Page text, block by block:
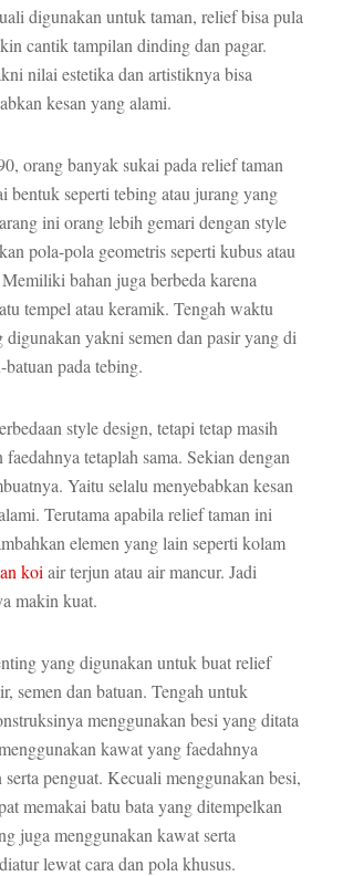
digunakan untuk taman, relief bisa pula
cantik tampilan dinding dan pagar.
nilai estetika dan artistiknya bisa
kesan yang alami.
orang banyak sukai pada relief taman
bentuk seperti tebing atau jurang yang
ini orang lebih gemari dengan style
pola-pola geometris seperti kubus atau
bahan juga berbeda karena
tempel atau keramik. Tengah waktu
digunakan yakni semen dan pasir yang di
pada tebing.
style design, tetapi tetap masih
faedahnya tetaplah sama. Sekian dengan
Yaitu selalu menyebabkan kesan
Terutama apabila relief taman ini
elemen yang lain seperti kolam
koi air terjun atau air mancur. Jadi
makin kuat.
yang digunakan untuk buat relief
semen dan batuan. Tengah untuk
menggunakan besi yang ditata
kawat yang faedahnya
serta penguat. Kecuali menggunakan besi,
memakai batu bata yang ditempelkan
juga menggunakan kawat serta
lewat cara dan pola khusus.